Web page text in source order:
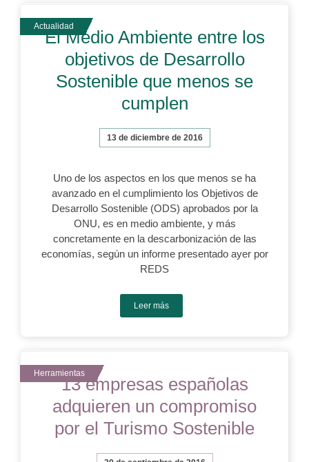
El Medio Ambiente entre los
objetivos de Desarrollo
Sostenible que menos se
cumplen
13 de diciembre de 2016
Uno de los aspectos en los que menos se ha
avanzado en el cumplimiento los Objetivos de
Desarrollo Sostenible (ODS) aprobados por la
ONU, es en medio ambiente, y más
concretamente en la descarbonización de las
economías, según un informe presentado ayer por
REDS
Leer más
13 empresas españolas
adquieren un compromiso
por el Turismo Sostenible